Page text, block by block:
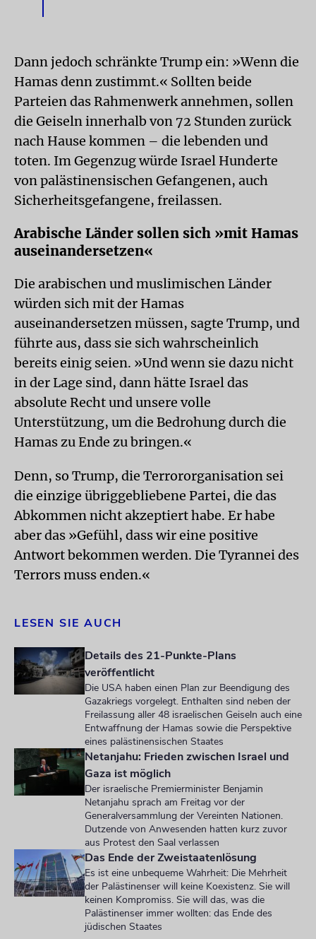
Dann jedoch schränkte Trump ein: »Wenn die
Hamas denn zustimmt.« Sollten beide
Parteien das Rahmenwerk annehmen, sollen
die Geiseln innerhalb von 72 Stunden zurück
nach Hause kommen – die lebenden und
toten. Im Gegenzug würde Israel Hunderte
von palästinensischen Gefangenen, auch
Sicherheitsgefangene, freilassen.
Arabische Länder sollen sich »mit Hamas
auseinandersetzen«
Die arabischen und muslimischen Länder
würden sich mit der Hamas
auseinandersetzen müssen, sagte Trump, und
führte aus, dass sie sich wahrscheinlich
bereits einig seien. »Und wenn sie dazu nicht
in der Lage sind, dann hätte Israel das
absolute Recht und unsere volle
Unterstützung, um die Bedrohung durch die
Hamas zu Ende zu bringen.«
Denn, so Trump, die Terrororganisation sei
die einzige übriggebliebene Partei, die das
Abkommen nicht akzeptiert habe. Er habe
aber das »Gefühl, dass wir eine positive
Antwort bekommen werden. Die Tyrannei des
Terrors muss enden.«
LESEN SIE AUCH
Details des 21-Punkte-Plans
veröffentlicht
Die USA haben einen Plan zur Beendigung des
Gazakriegs vorgelegt. Enthalten sind neben der
Freilassung aller 48 israelischen Geiseln auch eine
Entwaffnung der Hamas sowie die Perspektive
eines palästinensischen Staates
Netanjahu: Frieden zwischen Israel und
Gaza ist möglich
Der israelische Premierminister Benjamin
Netanjahu sprach am Freitag vor der
Generalversammlung der Vereinten Nationen.
Dutzende von Anwesenden hatten kurz zuvor
aus Protest den Saal verlassen
Das Ende der Zweistaatenlösung
Es ist eine unbequeme Wahrheit: Die Mehrheit
der Palästinenser will keine Koexistenz. Sie will
keinen Kompromiss. Sie will das, was die
Palästinenser immer wollten: das Ende des
jüdischen Staates